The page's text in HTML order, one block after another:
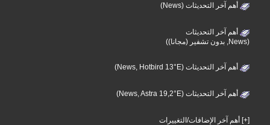
أهم آخر التحديثات (News)
أهم آخر التحديثات
(News, بدون تشفير (مجانا))
أهم آخر التحديثات (News, Hotbird 13°E)
أهم آخر التحديثات (News, Astra 19,2°E)
[+] أهم آخر الإضافات/التغييرات